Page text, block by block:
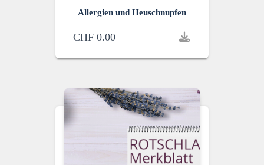
Allergien und Heuschnupfen
CHF 0.00